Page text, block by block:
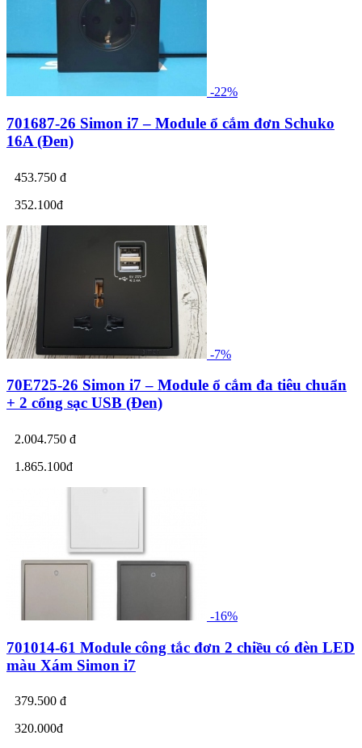
-22%
701687-26 Simon i7 – Module ổ cắm đơn Schuko
16A (Đen)
453.750 đ
352.100đ
-7%
70E725-26 Simon i7 – Module ổ cắm đa tiêu chuẩn
+ 2 cổng sạc USB (Đen)
2.004.750 đ
1.865.100đ
-16%
701014-61 Module công tắc đơn 2 chiều có đèn LED
màu Xám Simon i7
379.500 đ
320.000đ